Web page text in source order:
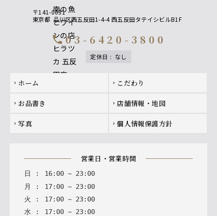
〒141-0031
東京都 品川区西五反田1-4-4 西五反田タテイシビルB1F
call03-6420-3800
定休日 : なし
Footer navigation
chevron_right ホーム chevron_right こだわり
chevron_right お品書き chevron_right 店舗情報・地図
chevron_right 写真 chevron_right 個人情報保護方針
営業日・営業時間
日 : 16: 00 ~ 23: 00
月
: 17: 00 ~ 23: 00
火
: 17: 00 ~ 23: 00
水 : 17: 00 ~ 23: 00